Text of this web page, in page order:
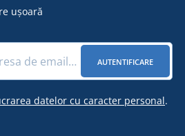
ușoară
AUTENTIFICARE
datelor cu caracter personal.